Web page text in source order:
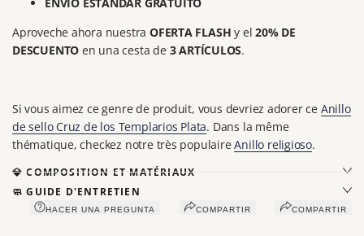
Aproveche ahora nuestra OFERTA FLASH y el20% DE
DESCUENTO en una cesta de 3 ARTÍCULOS.
Si vous aimez ce genre de produit, vous devriez adorer ce Anillo
de sello Cruz de los Templarios Plata. Dans la même
thématique, checkez notre très populaireAnillo religioso.
💎 COMPOSITION ET MATÉRIAUX
🧼 GUIDE D'ENTRETIEN
HACER UNA PREGUNTA COMPARTIR COMPARTIR